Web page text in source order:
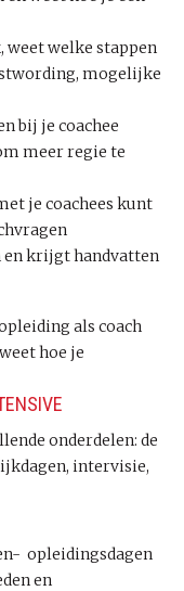
weet welke stappen
mogelijke
bij je coachee
meer regie te
je coachees kunt
en krijgt handvatten
als coach
hoe je
onderdelen: de
intervisie,
opleidingsdagen
en